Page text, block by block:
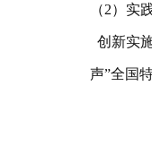
（2）实
创新实
声”全国